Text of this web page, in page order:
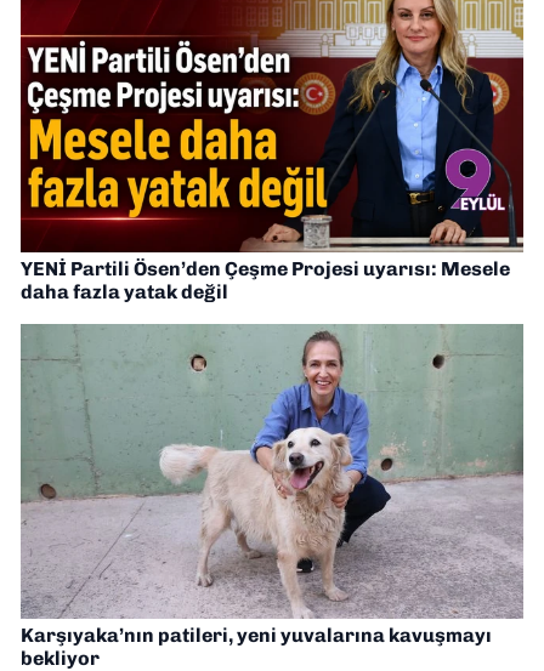
YENİ Partili Ösen’den Çeşme Projesi uyarısı: Mesele
daha fazla yatak değil
Karşıyaka’nın patileri, yeni yuvalarına kavuşmayı
bekliyor